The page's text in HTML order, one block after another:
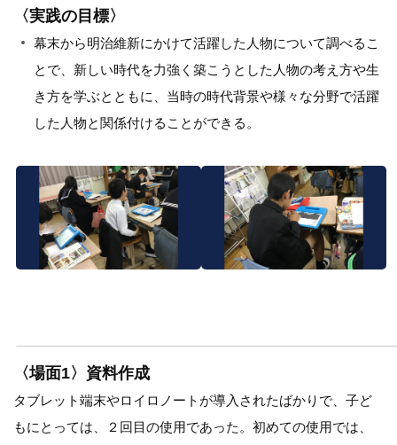
〈実践の目標〉
幕末から明治維新にかけて活躍した人物について調べるこ
とで、新しい時代を力強く築こうとした人物の考え方や生
き方を学ぶとともに、当時の時代背景や様々な分野で活躍
した人物と関係付けることができる。
〈場面1〉資料作成
タブレット端末やロイロノートが導入されたばかりで、子ど
もにとっては、２回目の使用であった。初めての使用では、